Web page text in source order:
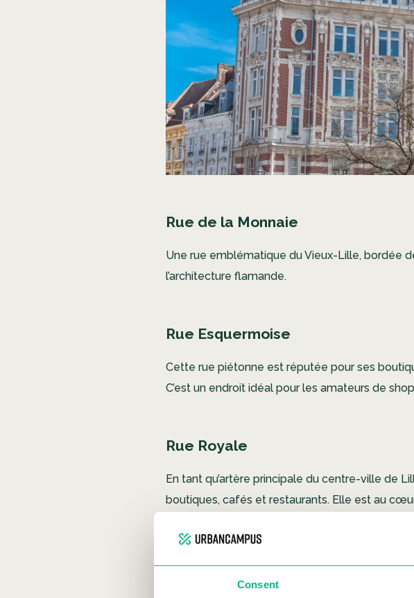
Consent
Rue de la Monnaie
Une rue emblématique du Vieux-Lille, bordée
l’architecture flamande.
Rue Esquermoise
Cette rue piétonne est réputée pour ses
C’est un endroit idéal pour les amateurs de
Rue Royale
En tant qu’artère principale du centre-ville de
boutiques, cafés et restaurants. Elle est au
C’est l’une des plus anciennes rues du Vieux-